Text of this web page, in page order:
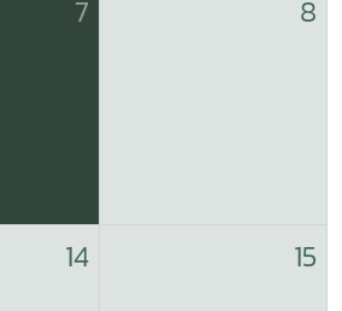
7 8
14 15